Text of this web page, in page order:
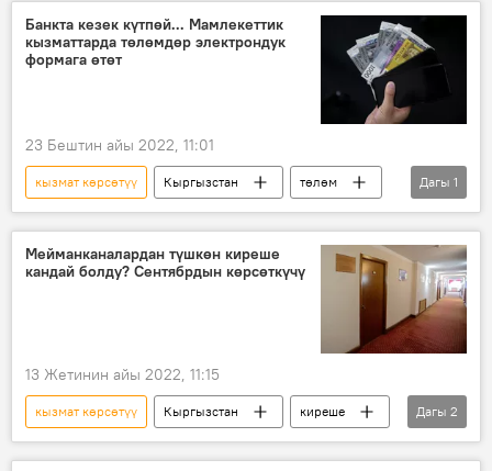
Банкта кезек күтпөй... Мамлекеттик
кызматтарда төлөмдөр электрондук
формага өтөт
23 Бештин айы 2022, 11:01
кызмат көрсөтүү Кыргызстан
төлөм
мекеме
Дагы 1
Мейманканалардан түшкөн киреше
кандай болду? Сентябрдын көрсөткүчү
13 Жетинин айы 2022, 11:15
кызмат көрсөтүү Кыргызстан
киреше
мейманкана
статистика
Дагы 2